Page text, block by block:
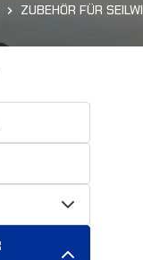
ZUBEHÖR FÜR